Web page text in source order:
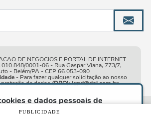
e dados pessoais de
nossosTermos de Uso e Política
e, ao continuar navegando neste
DE NEGOCIOS E PORTAL DE INTERNET
0001-06 - Rua Gaspar Viana, 773/7,
- Belém/PA - CEP 66.053-090
- Para fazer qualquer solicitação ao nosso
proteção de dados(DPO):lgpd@dol.com.br.
| © Copyright 2010-2026 DOL - Diário
PUBLICIDADE